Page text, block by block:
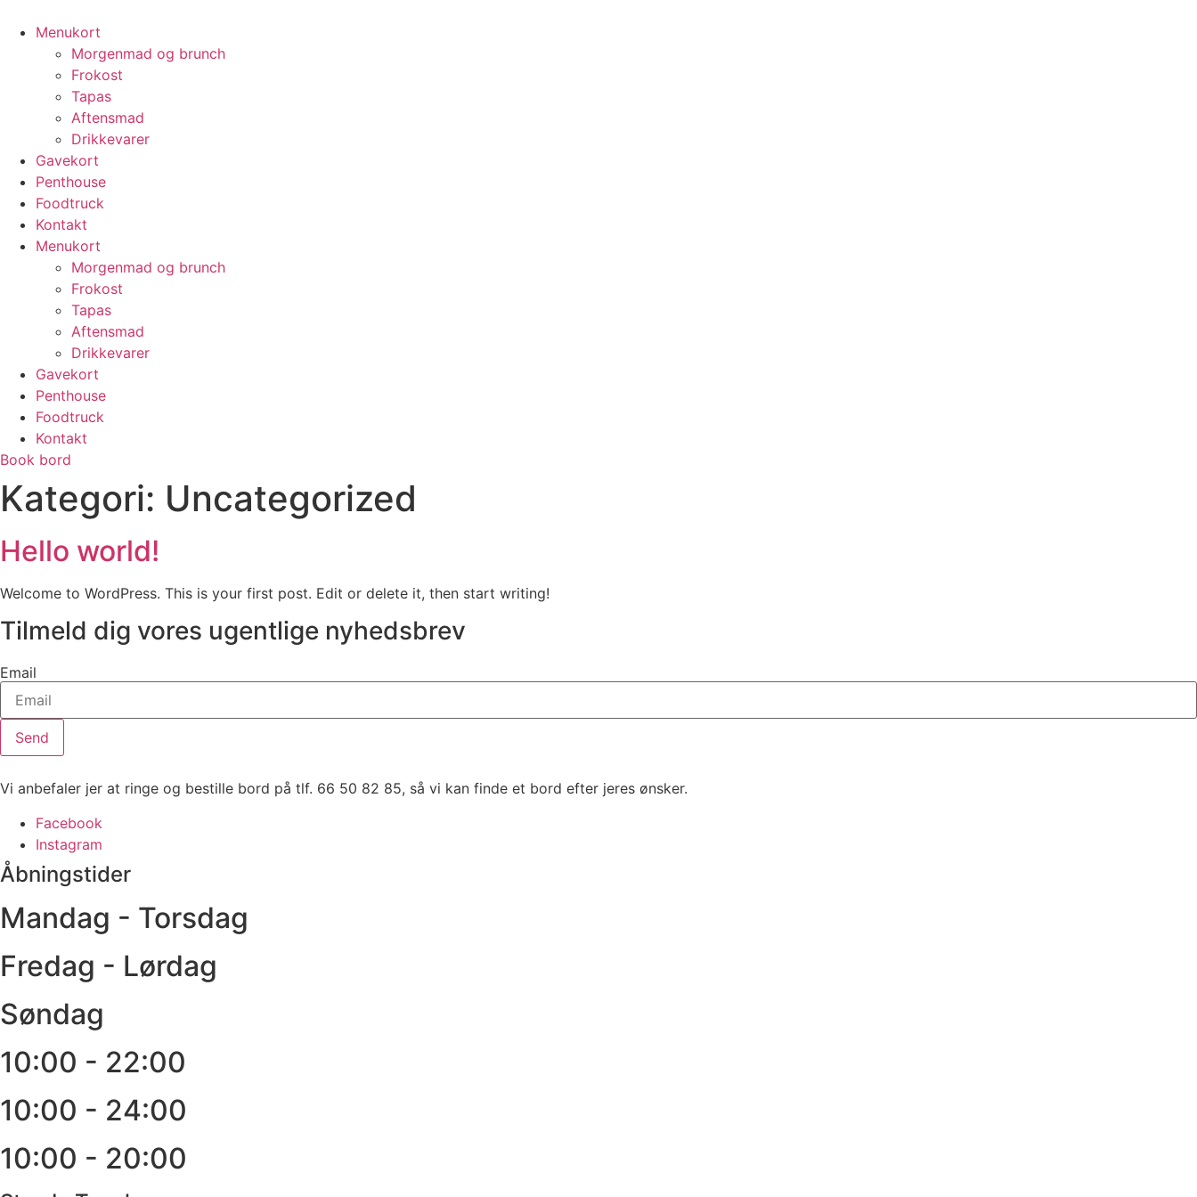
Menukort
Morgenmad og brunch
Frokost
Tapas
Aftensmad
Drikkevarer
Gavekort
Penthouse
Foodtruck
Kontakt
Menukort
Morgenmad og brunch
Frokost
Tapas
Aftensmad
Drikkevarer
Gavekort
Penthouse
Foodtruck
Kontakt
Book bord
Kategori: Uncategorized
Hello world!
Welcome to WordPress. This is your first post. Edit or delete it, then start writing!
Tilmeld dig vores ugentlige nyhedsbrev
Email
Send
Vi anbefaler jer at ringe og bestille bord på tlf. 66 50 82 85, så vi kan finde et bord efter jeres ønsker.
Facebook
Instagram
Åbningstider
Mandag - Torsdag
Fredag - Lørdag
Søndag
10:00 - 22:00
10:00 - 24:00
10:00 - 20:00